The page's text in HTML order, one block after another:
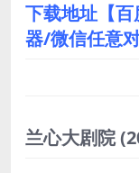
下载地址【
器/微信任意
兰心大剧院